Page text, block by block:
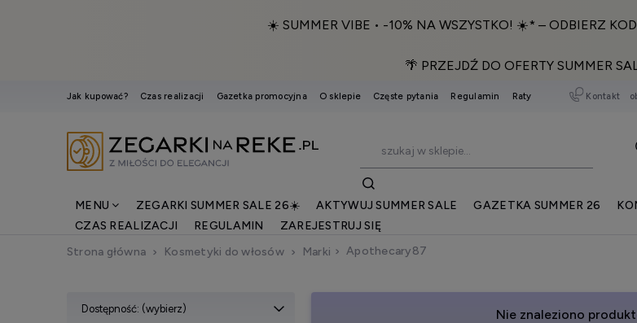
☀️ SUMMER VIBE • -10% NA WSZYSTKO! ☀️* – ODBIERZ
🌴 PRZEJDŹ DO OFERTY SUMMER
Jak kupować? Czas realizacji Gazetka promocyjna O sklepie Częste pytania Regulamin Raty Kontakt
MENU ZEGARKI SUMMER SALE 26☀️ AKTYWUJ SUMMER SALE GAZETKA SUMMER 26
CZAS REALIZACJI
REGULAMIN
ZAREJESTRUJ SIĘ
Strona główna
Kosmetyki do włosów Marki Apothecary87
Dostępność: (wybierz) Nie znaleziono